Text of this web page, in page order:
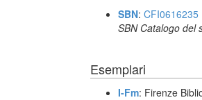
SBN: CFI0616235
SBN Catalogo del
Esemplari
I-Fm: Firenze